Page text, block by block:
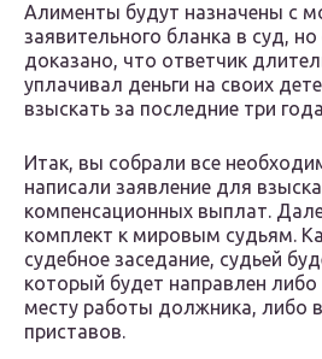
Алименты будут назначены с
заявительного бланка в суд, но
доказано, что ответчик
уплачивал деньги на своих
взыскать за последние три
Итак, вы собрали все
написали заявление для
компенсационных выплат.
комплект к мировым судьям.
судебное заседание, судьей
который будет направлен
месту работы должника, либо
приставов.